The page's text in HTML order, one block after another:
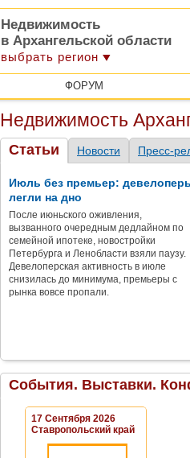
Недвижимость
в Архангельской области
выбрать регион
ФОРУМ
Недвижимость
Статьи Новости Пресс-
Июль без премьер:
легли на дно
После июньского оживления,
вызванного очередным дедлайном по
семейной ипотеке, новостройки
Петербурга и Ленобласти взяли паузу.
Девелоперская активность в июле
снизилась до минимума, премьеры с
рынка вовсе пропали.
События. Выставки.
17 Сентября 2026
Ставропольский край